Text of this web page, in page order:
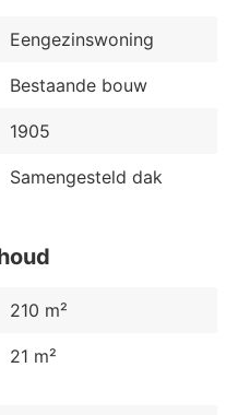
Eengezinswoning
Bestaande bouw
1905
Samengesteld dak
210 m²
21 m²